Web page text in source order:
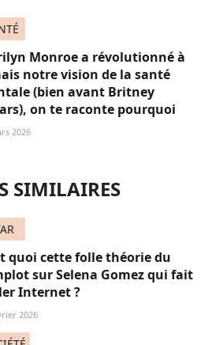
Monroe a révolutionné à
notre vision de la santé
(bien avant Britney
on te raconte pourquoi
2026
SIMILAIRES
quoi cette folle théorie du
sur Selena Gomez qui fait
Internet ?
2026